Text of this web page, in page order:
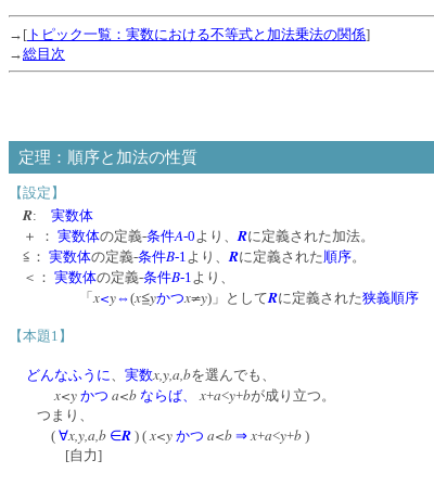
→[ トピック一覧：実数における不等式と加法乗法の関係]
→総目次
定理：順序と加法の性質
【設定】
R: 実数体
＋ ： 実数体の定義‐条件A-0 より、 Rに定義された加法。
≦： 実数体の定義‐条件B-1 より、 Rに定義された順序。
＜： 実数体の定義‐条件B-1 より、
「x<y ⇔ (x≦yかつx≠y)」としてRに定義された狭義順序
【本題1】
どんなふうに、 実数x,y,a,bを選んでも、
x<y かつ a<b ならば、 x+a<y+bが成り立つ。
つまり、
( ∀x,y,a,b ∈R ) (x<y かつ a<b ⇒ x+a<y+b )
[自力]